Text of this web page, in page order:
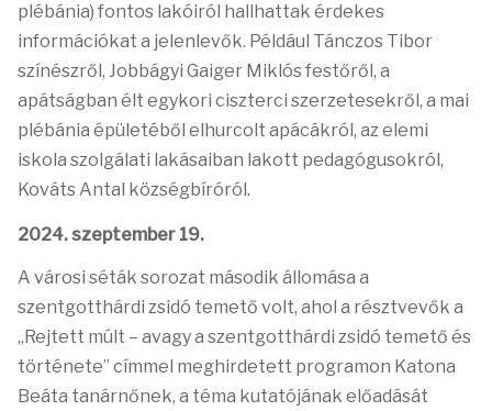
plébánia) fontos lakóiról hallhattak érdekes
információkat a jelenlevők. Például Tánczos Tibor
színészről, Jobbágyi Gaiger Miklós festőről, a
apátságban élt egykori ciszterci szerzetesekről, a mai
plébánia épületéből elhurcolt apácákról, az elemi
iskola szolgálati lakásaiban lakott pedagógusokról,
Kováts Antal községbíróról.
2024. szeptember 19.
A városi séták sorozat második állomása a
szentgotthárdi zsidó temető volt, ahol a résztvevők a
„Rejtett múlt – avagy a szentgotthárdi zsidó temető és
története” címmel meghirdetett programon Katona
Beáta tanárnőnek, a téma kutatójának előadását